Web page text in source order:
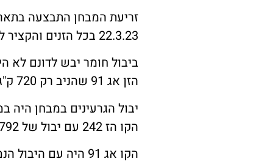
22.3.23 בכל הזנים והקציר לגרגרים התבצע בתאריך 17.5.23.
הזן אג 91 שהניב רק 720 ק"ג חומר יבש/ד'.
הקו הז 242 עם יבול של 792 ק"ג/ד'. מבין הזנים המסחריים הצטיינו יוגב ועמית עם 725 ו-710 ק"ג/ד' בהתאמה.
הקו אג 91 היה עם היבול הנמוך מבין זני החיטה 527 ק"ג/ד'. זן השעורה מגל הניב את היבול הנמוך במבחן 519 ק"ג/ד'.